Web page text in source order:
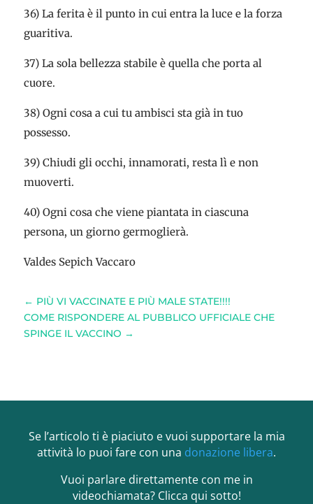
36) La ferita è il punto in cui entra la luce e la forza
guaritiva.
37) La sola bellezza stabile è quella che porta al
cuore.
38) Ogni cosa a cui tu ambisci sta già in tuo
possesso.
39) Chiudi gli occhi, innamorati, resta lì e non
muoverti.
40) Ogni cosa che viene piantata in ciascuna
persona, un giorno germoglierà.
Valdes Sepich Vaccaro
← PIÙ VI VACCINATE E PIÙ MALE STATE!!!!
COME RISPONDERE AL PUBBLICO UFFICIALE CHE
SPINGE IL VACCINO →
Se l’articolo ti è piaciuto e vuoi supportare la mia
attività lo puoi fare con una donazione libera.
Vuoi parlare direttamente con me in
videochiamata? Clicca qui sotto!